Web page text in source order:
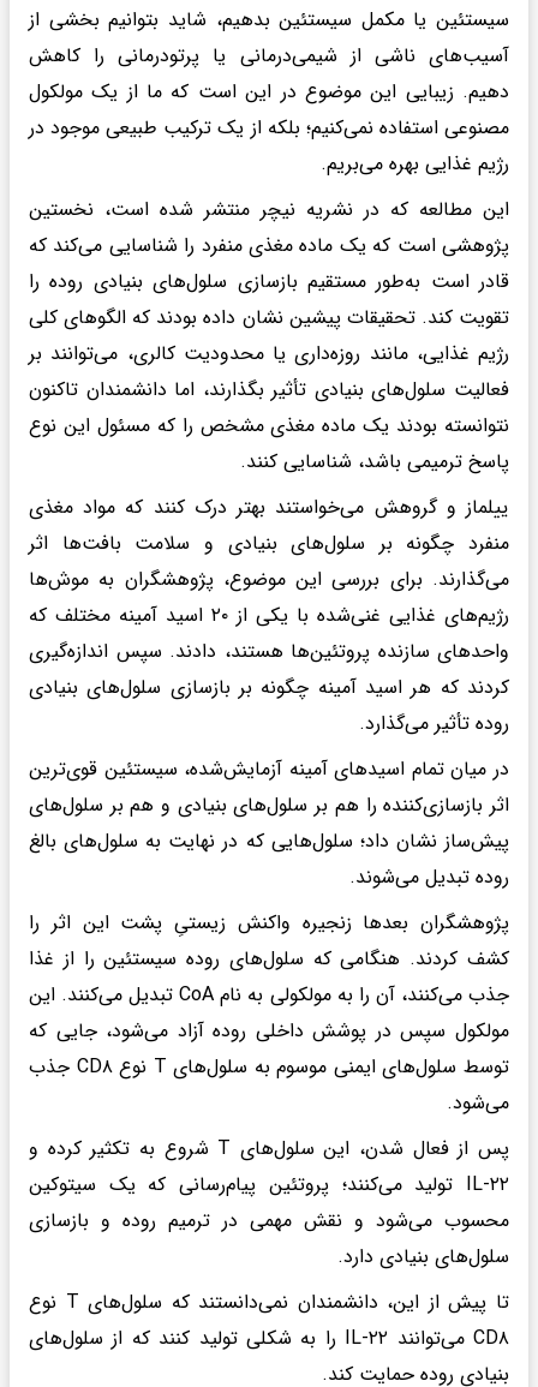
سیستئین یا مکمل سیستئین بدهیم، شاید بتوانیم بخشی از
آسیب‌های ناشی از شیمی‌درمانی یا پرتودرمانی را کاهش
دهیم. زیبایی این موضوع در این است که ما از یک مولکول
مصنوعی استفاده نمی‌کنیم؛ بلکه از یک ترکیب طبیعی موجود در
رژیم غذایی بهره می‌بریم.
این مطالعه که در نشریه نیچر منتشر شده است، نخستین
پژوهشی است که یک ماده مغذی منفرد را شناسایی می‌کند که
قادر است به‌طور مستقیم بازسازی سلول‌های بنیادی روده را
تقویت کند. تحقیقات پیشین نشان داده بودند که الگوهای کلی
رژیم غذایی، مانند روزه‌داری یا محدودیت کالری، می‌توانند بر
فعالیت سلول‌های بنیادی تأثیر بگذارند، اما دانشمندان تاکنون
نتوانسته بودند یک ماده مغذی مشخص را که مسئول این نوع
پاسخ ترمیمی باشد، شناسایی کنند.
ییلماز و گروهش می‌خواستند بهتر درک کنند که مواد مغذی
منفرد چگونه بر سلول‌های بنیادی و سلامت بافت‌ها اثر
می‌گذارند. برای بررسی این موضوع، پژوهشگران به موش‌ها
رژیم‌های غذایی غنی‌شده با یکی از ۲۰ اسید آمینه مختلف که
واحدهای سازنده پروتئین‌ها هستند، دادند. سپس اندازه‌گیری
کردند که هر اسید آمینه چگونه بر بازسازی سلول‌های بنیادی
روده تأثیر می‌گذارد.
در میان تمام اسیدهای آمینه آزمایش‌شده، سیستئین قوی‌ترین
اثر بازسازی‌کننده را هم بر سلول‌های بنیادی و هم بر سلول‌های
پیش‌ساز نشان داد؛ سلول‌هایی که در نهایت به سلول‌های بالغ
روده تبدیل می‌شوند.
پژوهشگران بعدها زنجیره واکنش زیستیِ پشت این اثر را
کشف کردند. هنگامی که سلول‌های روده سیستئین را از غذا
جذب می‌کنند، آن را به مولکولی به نام CoA تبدیل می‌کنند. این
مولکول سپس در پوشش داخلی روده آزاد می‌شود، جایی که
توسط سلول‌های ایمنی موسوم به سلول‌های T نوع CD۸ جذب
می‌شود.
پس از فعال شدن، این سلول‌های T شروع به تکثیر کرده و
IL-۲۲ تولید می‌کنند؛ پروتئین پیام‌رسانی که یک سیتوکین
محسوب می‌شود و نقش مهمی در ترمیم روده و بازسازی
سلول‌های بنیادی دارد.
تا پیش از این، دانشمندان نمی‌دانستند که سلول‌های T نوع
CD۸ می‌توانند IL-۲۲ را به شکلی تولید کنند که از سلول‌های
بنیادی روده حمایت کند.